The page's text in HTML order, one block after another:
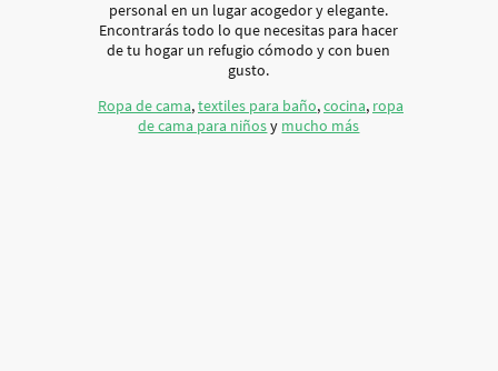
personal en un lugar acogedor y elegante.
Encontrarás todo lo que necesitas para hacer
de tu hogar un refugio cómodo y con buen
gusto.
Ropa de cama,textiles para baño,cocina, ropa
de cama para niñosy mucho más